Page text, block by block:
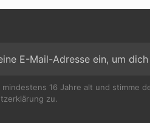
mindestens 16 Jahre alt und stimme
zu.